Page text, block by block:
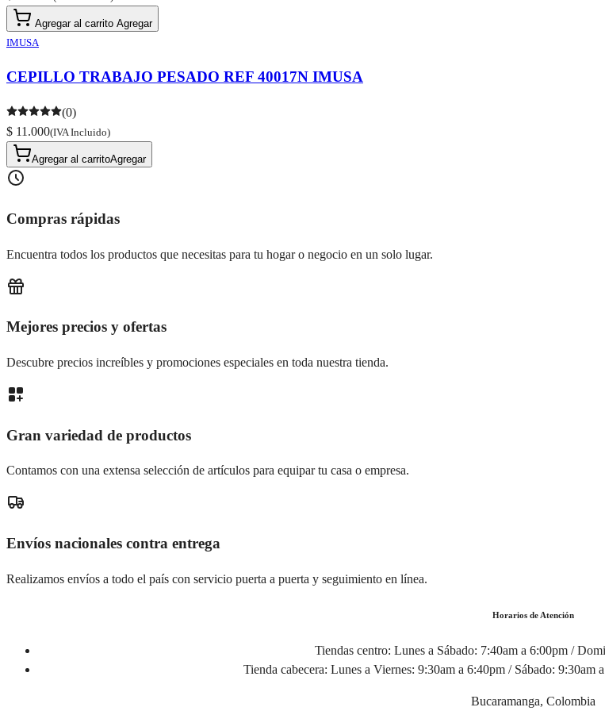
Agregar al carrito Agregar
IMUSA
CEPILLO TRABAJO PESADO REF 40017N IMUSA
(0)
$ 11.000(IVA Incluido)
Agregar al carritoAgregar
Compras rápidas
Encuentra todos los productos que necesitas para tu hogar o negocio en un solo lugar.
Mejores precios y ofertas
Descubre precios increíbles y promociones especiales en toda nuestra tienda.
Gran variedad de productos
Contamos con una extensa selección de artículos para equipar tu casa o empresa.
Envíos nacionales contra entrega
Realizamos envíos a todo el país con servicio puerta a puerta y seguimiento en línea.
Horarios de Atención
Tiendas centro: Lunes a Sábado: 7:40am a 6:00pm /
Tienda cabecera: Lunes a Viernes: 9:30am a 6:40pm / Sábado:
Bucaramanga, Colombia